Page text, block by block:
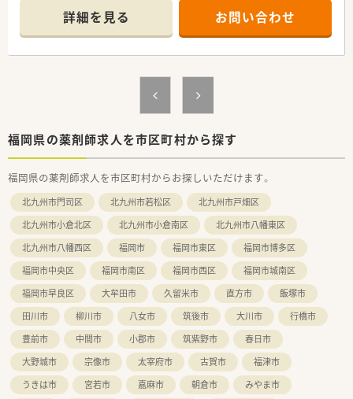
ります。
■終業前には事前研修を行いますので安心です。
■電子薬歴・薬袋自動発行システム・錠剤全自動分包機を導入さ
れています。
≪こんな会社です≫
■福岡県内に4店舗の薬局を展開しています。
■地域の人々から高い信頼と満足を得る調剤ネットワークを構
域医療をしっかりと支えていきます。
■不動産事業ではドクターの開業支援の為の情報収集や自社の
店舗開発の為の情報収集を行っています。
■クリニックの開業支援まで幅広く行っています。
詳細を見る お問い合わせ
福岡県の薬剤師求人を市区町村から探す
福岡県の薬剤師求人を市区町村からお探しいただけます。
北九州市門司区 北九州市若松区
北九州市戸畑区
北九州市小倉北区
北九州市小倉南区
北九州市八幡東区
北九州市八幡西区
福岡市 福岡市東区
福岡市博多区
福岡市中央区
福岡市南区 福岡市西区
福岡市城南区
福岡市早良区
大牟田市 久留米市 直方市
飯塚市
田川市
柳川市 八女市 筑後市 大川市
行橋市
豊前市
中間市 小郡市 筑紫野市
春日市
大野城市
宗像市 太宰府市 古賀市
福津市
うきは市
宮若市 嘉麻市 朝倉市
みやま市